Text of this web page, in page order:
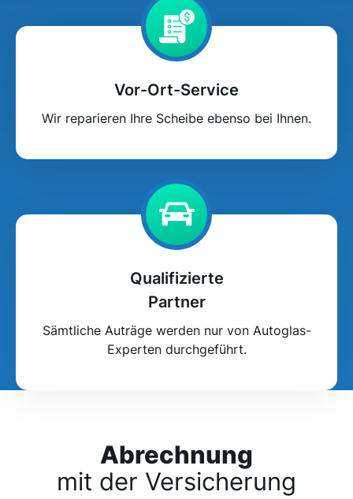
Vor-Ort-Service
Wir reparieren Ihre Scheibe ebenso bei Ihnen.
Qualifizierte
Partner
Sämtliche Auträge werden nur von Autoglas-
Experten durchgeführt.
Abrechnung
mit der Versicherung